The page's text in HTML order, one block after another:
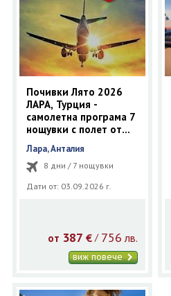
Почивки Лято 2026
ЛАРА, Турция -
самолетна програма 7
нощувки с полет от
Лара, Анталия
8 дни / 7 нощувки
Дати от: 03.09.2026 г.
от 387 €/ 756 лв.
виж повече